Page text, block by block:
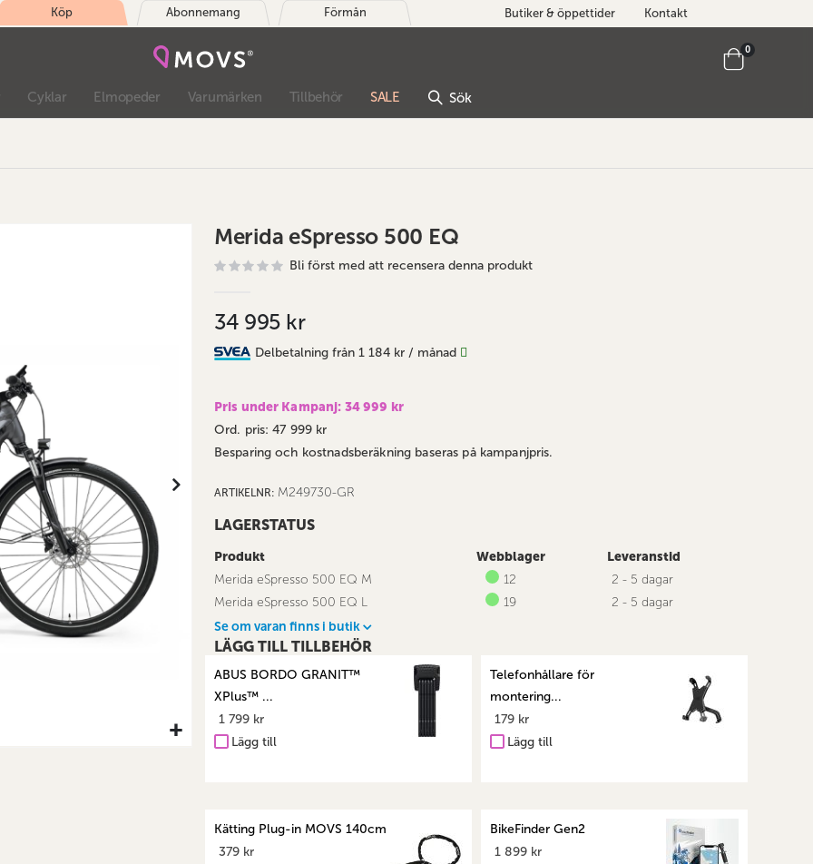
Köp Abonnemang Förmån Butiker & öppettider Kontakt
Cart
0artiklar
Cyklar Elmopeder Varumärken Tillbehör SALE Sök
Merida eSpresso 500 EQ
Bli först med att recensera denna produkt
34 995 kr
Delbetalning från 1 184 kr/ månad
Pris under Kampanj: 34 999 kr
Ord. pris: 47 999 kr
Besparing och kostnadsberäkning baseras på kampanjpris.
ARTIKELNR M249730-GR
LAGERSTATUS
Produkt Webblager
Leveranstid
Merida eSpresso 500 EQ M
12
2 - 5 dagar
Merida eSpresso 500 EQ L
19
2 - 5 dagar
Se om varan finns i butik
LÄGG TILL TILLBEHÖR
ABUS BORDO GRANIT™
XPlus™ ...
1 799 kr
Lägg till
Telefonhållare för
montering...
179 kr
Lägg till
Kätting Plug-in MOVS 140cm
379 kr
BikeFinder Gen2
1 899 kr